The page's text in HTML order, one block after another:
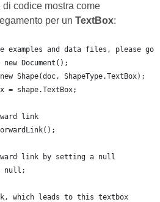
di codice mostra come
per un TextBox:
examples and data files, please go
new Document();
Shape(doc, ShapeType.TextBox);
= shape.TextBox;
link
link by setting a null
null;
which leads to this textbox